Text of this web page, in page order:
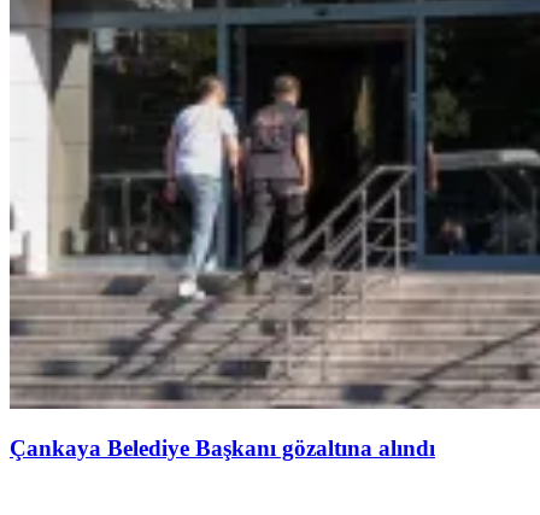
Çankaya Belediye Başkanı gözaltına alındı